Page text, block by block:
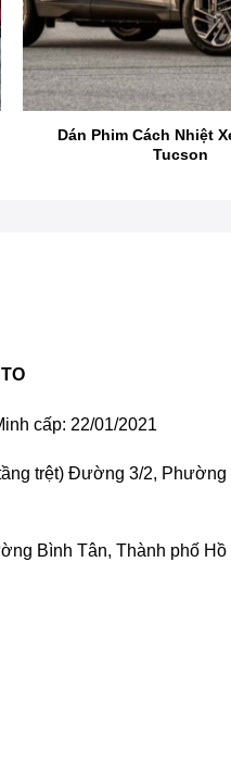
Dán Phim Cách Nhiệt
Tucson
cấp: 22/01/2021
trệt) Đường 3/2,
Bình Tân, Thành phố Hồ